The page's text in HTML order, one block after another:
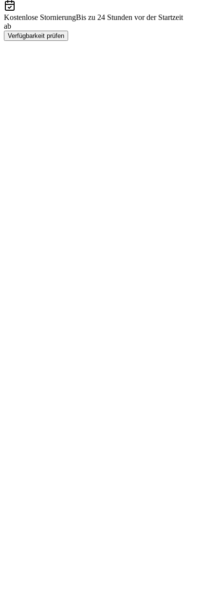
Kostenlose StornierungBis zu 24 Stunden vor der Startzeit
ab
Verfügbarkeit prüfen